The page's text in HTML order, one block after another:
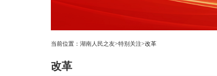
当前位置： 湖南人民之友>特别关注>改革
改革